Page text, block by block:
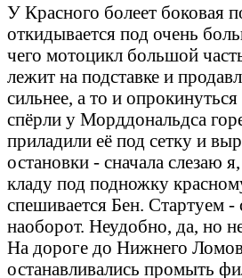
У Красного болеет боковая
откидывается под очень
чего мотоцикл большой
лежит на подставке и
сильнее, а то и
спёрли у Морддональдса
приладили её под сетку и
остановки - сначала слезаю
кладу под подножку
спешивается Бен. Стартуем -
наоборот. Неудобно, да, но
На дороге до Нижнего
останавливались промыть